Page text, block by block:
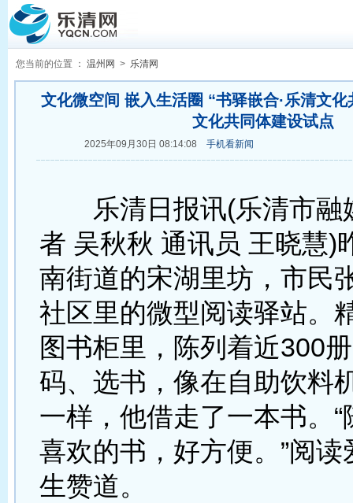
您当前的位置 ： 温州网 > 乐清网
文化微空间 嵌入生活圈 “书驿嵌合·乐清文
文化共同体建设试点
2025年09月30日 08:14:08 手机看新闻
乐清日报讯(乐清市融
者 吴秋秋 通讯员 王晓慧)
南街道的宋湖里坊，市民
社区里的微型阅读驿站。
图书柜里，陈列着近300
码、选书，像在自助饮料
一样，他借走了一本书。“
喜欢的书，好方便。”阅读
生赞道。